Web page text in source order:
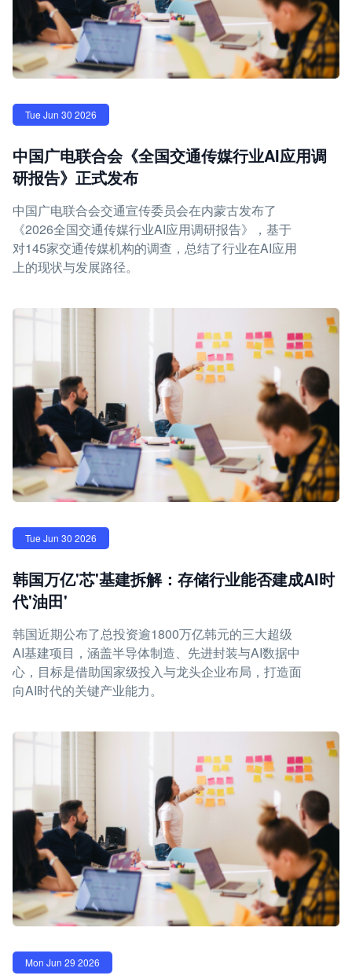
Tue Jun 30 2026
中国广电联合会《全国交通传媒行业AI应用调
研报告》正式发布
中国广电联合会交通宣传委员会在内蒙古发布了
《2026全国交通传媒行业AI应用调研报告》，基于
对145家交通传媒机构的调查，总结了行业在AI应用
上的现状与发展路径。
Tue Jun 30 2026
韩国万亿'芯'基建拆解：存储行业能否建成AI时
代'油田'
韩国近期公布了总投资逾1800万亿韩元的三大超级
AI基建项目，涵盖半导体制造、先进封装与AI数据中
心，目标是借助国家级投入与龙头企业布局，打造面
向AI时代的关键产业能力。
Mon Jun 29 2026